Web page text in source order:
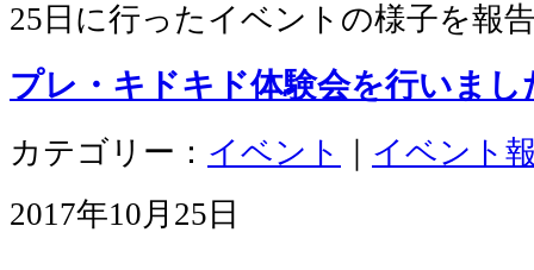
25日に行ったイベントの様子を報
プレ・キドキド体験会を行いまし
カテゴリー： イベント
イベント
2017年10月25日